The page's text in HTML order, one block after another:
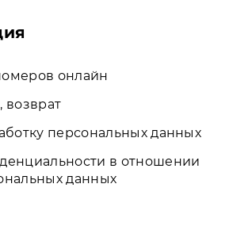
онлайн
возврат
персональных данных
в отношении
данных